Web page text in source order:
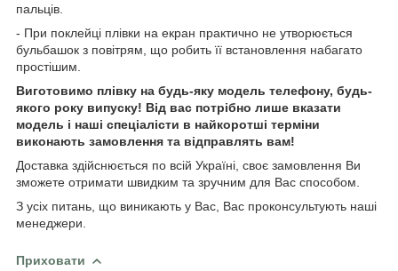
пальців.
- При поклейці плівки на екран практично не утворюється
бульбашок з повітрям, що робить її встановлення набагато
простішим.
Виготовимо плівку на будь-яку модель телефону, будь-
якого року випуску! Від вас потрібно лише вказати
модель і наші спеціалісти в найкоротші терміни
виконають замовлення та відправлять вам!
Доставка здійснюється по всій Україні, своє замовлення Ви
зможете отримати швидким та зручним для Вас способом.
З усіх питань, що виникають у Вас, Вас проконсультують наші
менеджери.
Приховати